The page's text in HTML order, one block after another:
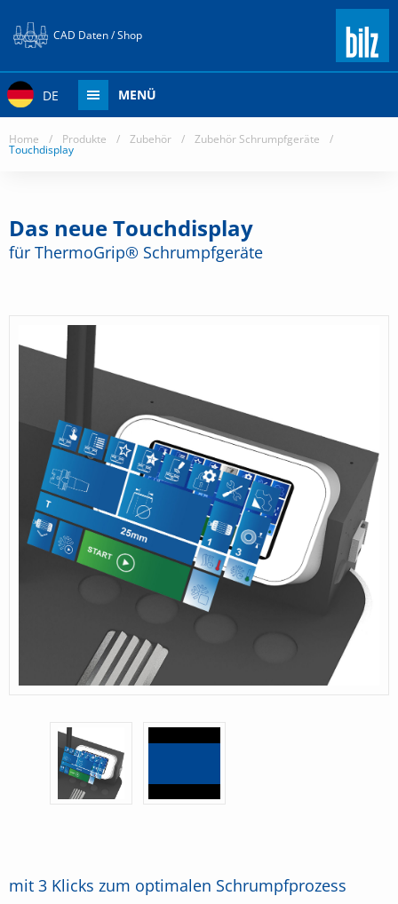
CAD Daten / Shop
DE MENÜ
Home / Produkte / Zubehör / Zubehör Schrumpfgeräte /
Touchdisplay
Das neue Touchdisplay
für ThermoGrip® Schrumpfgeräte
mit 3 Klicks zum optimalen Schrumpfprozess